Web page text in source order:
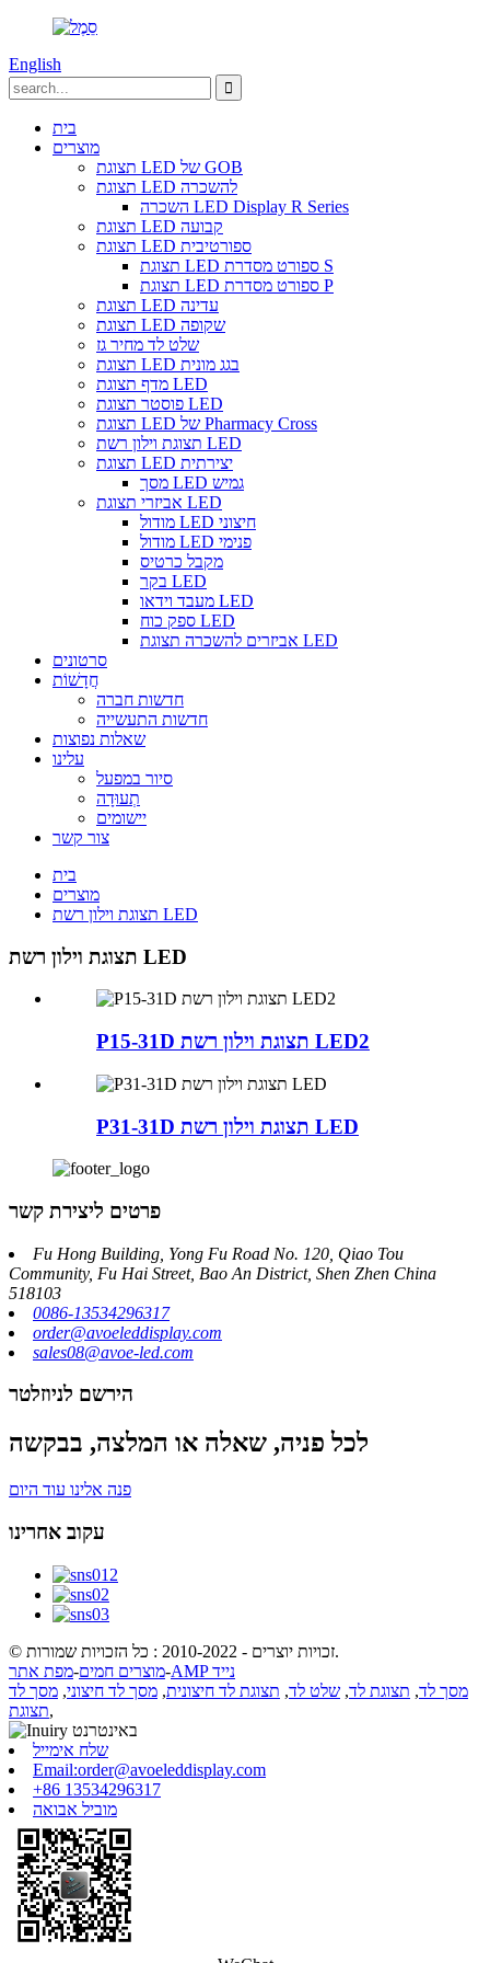
English
בית
מוצרים
תצוגת LED של GOB
תצוגת LED להשכרה
השכרה LED Display R Series
תצוגת LED קבועה
תצוגת LED ספורטיבית
תצוגת LED ספורט מסדרת S
תצוגת LED ספורט מסדרת P
תצוגת LED עדינה
תצוגת LED שקופה
שלט לד מחיר גז
תצוגת LED בגג מונית
מדף תצוגת LED
פוסטר תצוגת LED
תצוגת LED של Pharmacy Cross
תצוגת וילון רשת LED
תצוגת LED יצירתית
מסך LED גמיש
אביזרי תצוגת LED
מודול LED חיצוני
מודול LED פנימי
מקבל כרטיס
בקר LED
מעבד וידאו LED
ספק כוח LED
אביזרים להשכרה תצוגת LED
סרטונים
חֲדָשׁוֹת
חדשות חברה
חדשות התעשייה
שאלות נפוצות
עלינו
סיור במפעל
תְעוּדָה
יישומים
צור קשר
בית
מוצרים
תצוגת וילון רשת LED
תצוגת וילון רשת LED
P15-31D תצוגת וילון רשת LED2
P31-31D תצוגת וילון רשת LED
פרטים ליצירת קשר
Fu Hong Building, Yong Fu Road No. 120, Qiao Tou
Community, Fu Hai Street, Bao An District, Shen Zhen China
518103
0086-13534296317
order@avoeleddisplay.com
sales08@avoe-led.com
הירשם לניוזלטר
לכל פניה, שאלה או המלצה, בבקשה
פנה אלינו עוד היום
עקוב אחרינו
© זכויות יוצרים - 2010-2022 : כל הזכויות שמורות.
מוצרים חמים-מפת אתר -
AMP נייד
מסך לד, תצוגת לד, שלט לד, תצוגת לד חיצונית, מסך לד חיצוני, מסך לד
תצוגת,
שלח אימייל
Email:order@avoeleddisplay.com
+86 13534296317
מוביל אבואה